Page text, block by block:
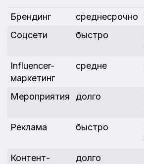
Брендинг среднесрочно
Соцсети
быстро
Influencer-
маркетинг
средне
Мероприятия долго
Реклама быстро
Контент-
долго